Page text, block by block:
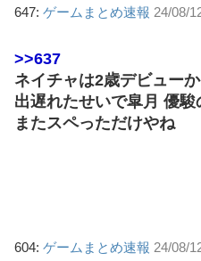
647: ゲームまとめ速報 24/08/
>>637
ネイチャは2歳デビュー
出遅れたせいで皐月 優
またスペっただけやね
604: ゲームまとめ速報 24/08/